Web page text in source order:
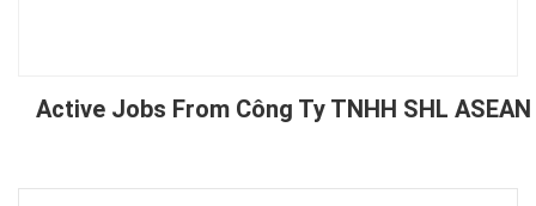
Active Jobs From Công Ty TNHH SHL ASEAN